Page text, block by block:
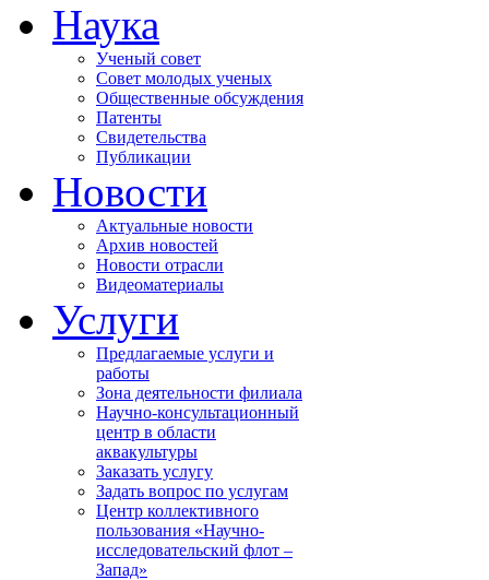
Наука
Ученый совет
Совет молодых ученых
Общественные обсуждения
Патенты
Свидетельства
Публикации
Новости
Актуальные новости
Архив новостей
Новости отрасли
Видеоматериалы
Услуги
Предлагаемые услуги и
работы
Зона деятельности филиала
Научно-консультационный
центр в области
аквакультуры
Заказать услугу
Задать вопрос по услугам
Центр коллективного
пользования «Научно-
исследовательский флот –
Запад»